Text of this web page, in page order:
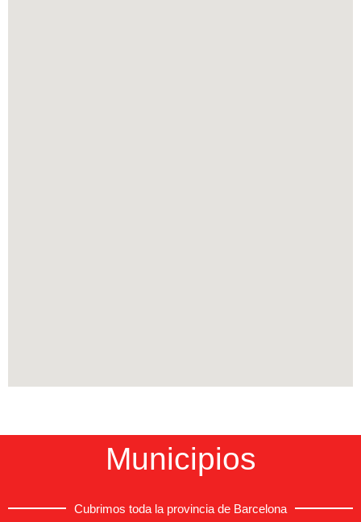
Municipios
Cubrimos toda la provincia de Barcelona